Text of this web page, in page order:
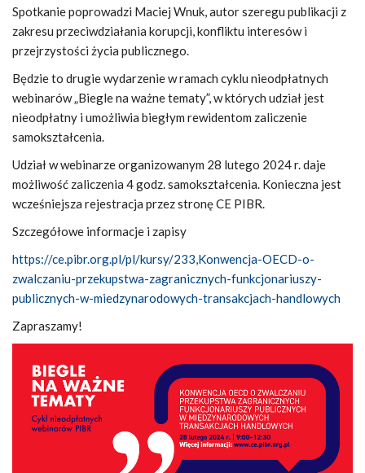
Spotkanie poprowadzi Maciej Wnuk, autor szeregu publikacji z
zakresu przeciwdziałania korupcji, konfliktu interesów i
przejrzystości życia publicznego.
Będzie to drugie wydarzenie w ramach cyklu nieodpłatnych
webinarów „Biegle na ważne tematy”, w których udział jest
nieodpłatny i umożliwia biegłym rewidentom zaliczenie
samokształcenia.
Udział w webinarze organizowanym 28 lutego 2024 r. daje
możliwość zaliczenia 4 godz. samokształcenia. Konieczna jest
wcześniejsza rejestracja przez stronę CE PIBR.
Szczegółowe informacje i zapisy
https://ce.pibr.org.pl/pl/kursy/233,Konwencja-OECD-o-
zwalczaniu-przekupstwa-zagranicznych-funkcjonariuszy-
publicznych-w-miedzynarodowych-transakcjach-handlowych
Zapraszamy!